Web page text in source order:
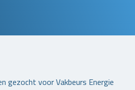
gezocht voor Vakbeurs Energie